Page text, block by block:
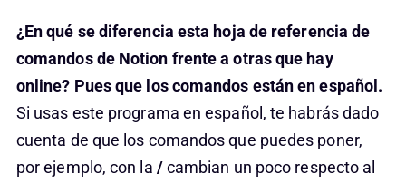
¿En qué se diferencia esta hoja de referencia de
comandos de Notion frente a otras que hay
online? Pues que los comandos están en español.
Si usas este programa en español, te habrás dado
cuenta de que los comandos que puedes poner,
por ejemplo, con la /cambian un poco respecto al